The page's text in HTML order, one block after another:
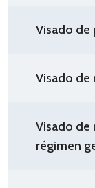
Visado de
Visado de
Visado de
régimen